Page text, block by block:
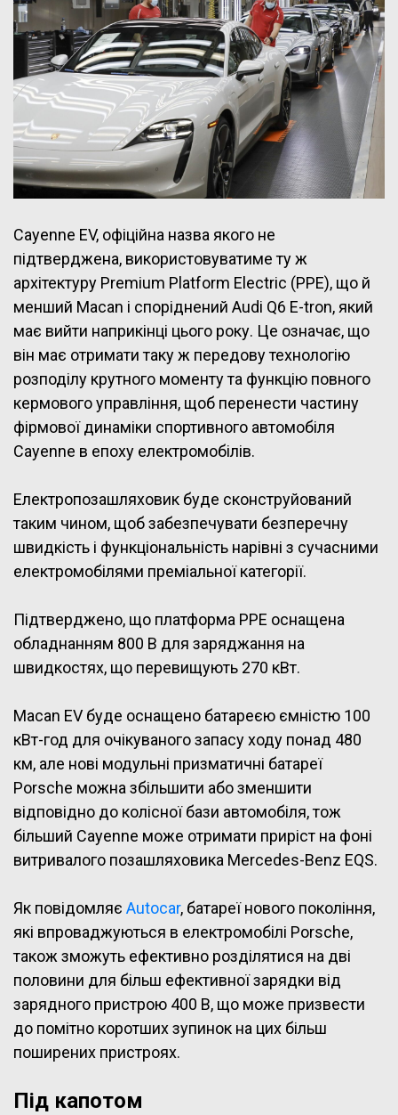
Cayenne EV, офіційна назва якого не
підтверджена, використовуватиме ту ж
архітектуру Premium Platform Electric (PPE), що й
менший Macan і споріднений Audi Q6 E-tron, який
має вийти наприкінці цього року. Це означає, що
він має отримати таку ж передову технологію
розподілу крутного моменту та функцію повного
кермового управління, щоб перенести частину
фірмової динаміки спортивного автомобіля
Cayenne в епоху електромобілів.
Електропозашляховик буде сконструйований
таким чином, щоб забезпечувати безперечну
швидкість і функціональність нарівні з сучасними
електромобілями преміальної категорії.
Підтверджено, що платформа PPE оснащена
обладнанням 800 В для заряджання на
швидкостях, що перевищують 270 кВт.
Macan EV буде оснащено батареєю ємністю 100
кВт-год для очікуваного запасу ходу понад 480
км, але нові модульні призматичні батареї
Porsche можна збільшити або зменшити
відповідно до колісної бази автомобіля, тож
більший Cayenne може отримати приріст на фоні
витривалого позашляховика Mercedes-Benz EQS.
Як повідомляє Autocar, батареї нового покоління,
які впроваджуються в електромобілі Porsche,
також зможуть ефективно розділятися на дві
половини для більш ефективної зарядки від
зарядного пристрою 400 В, що може призвести
до помітно коротших зупинок на цих більш
поширених пристроях.
Під капотом